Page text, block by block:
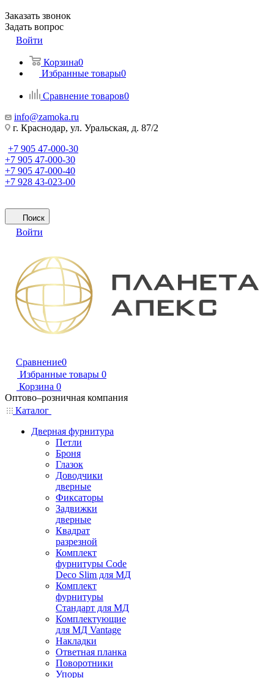
Заказать звонок
Задать вопрос
Войти
Корзина0
Избранные товары0
Сравнение товаров0
info@zamoka.ru
г. Краснодар, ул. Уральская, д. 87/2
+7 905 47-000-30
+7 905 47-000-30
+7 905 47-000-40
+7 928 43-023-00
Поиск
Войти
Сравнение0
Избранные товары 0
Корзина 0
Оптово–розничная компания
Каталог
Дверная фурнитура
Петли
Броня
Глазок
Доводчики
дверные
Фиксаторы
Задвижки
дверные
Квадрат
разрезной
Комплект
фурнитуры Code
Deco Slim для МД
Комплект
фурнитуры
Стандарт для МД
Комплектующие
для МД Vantage
Накладки
Ответная планка
Поворотники
Упоры